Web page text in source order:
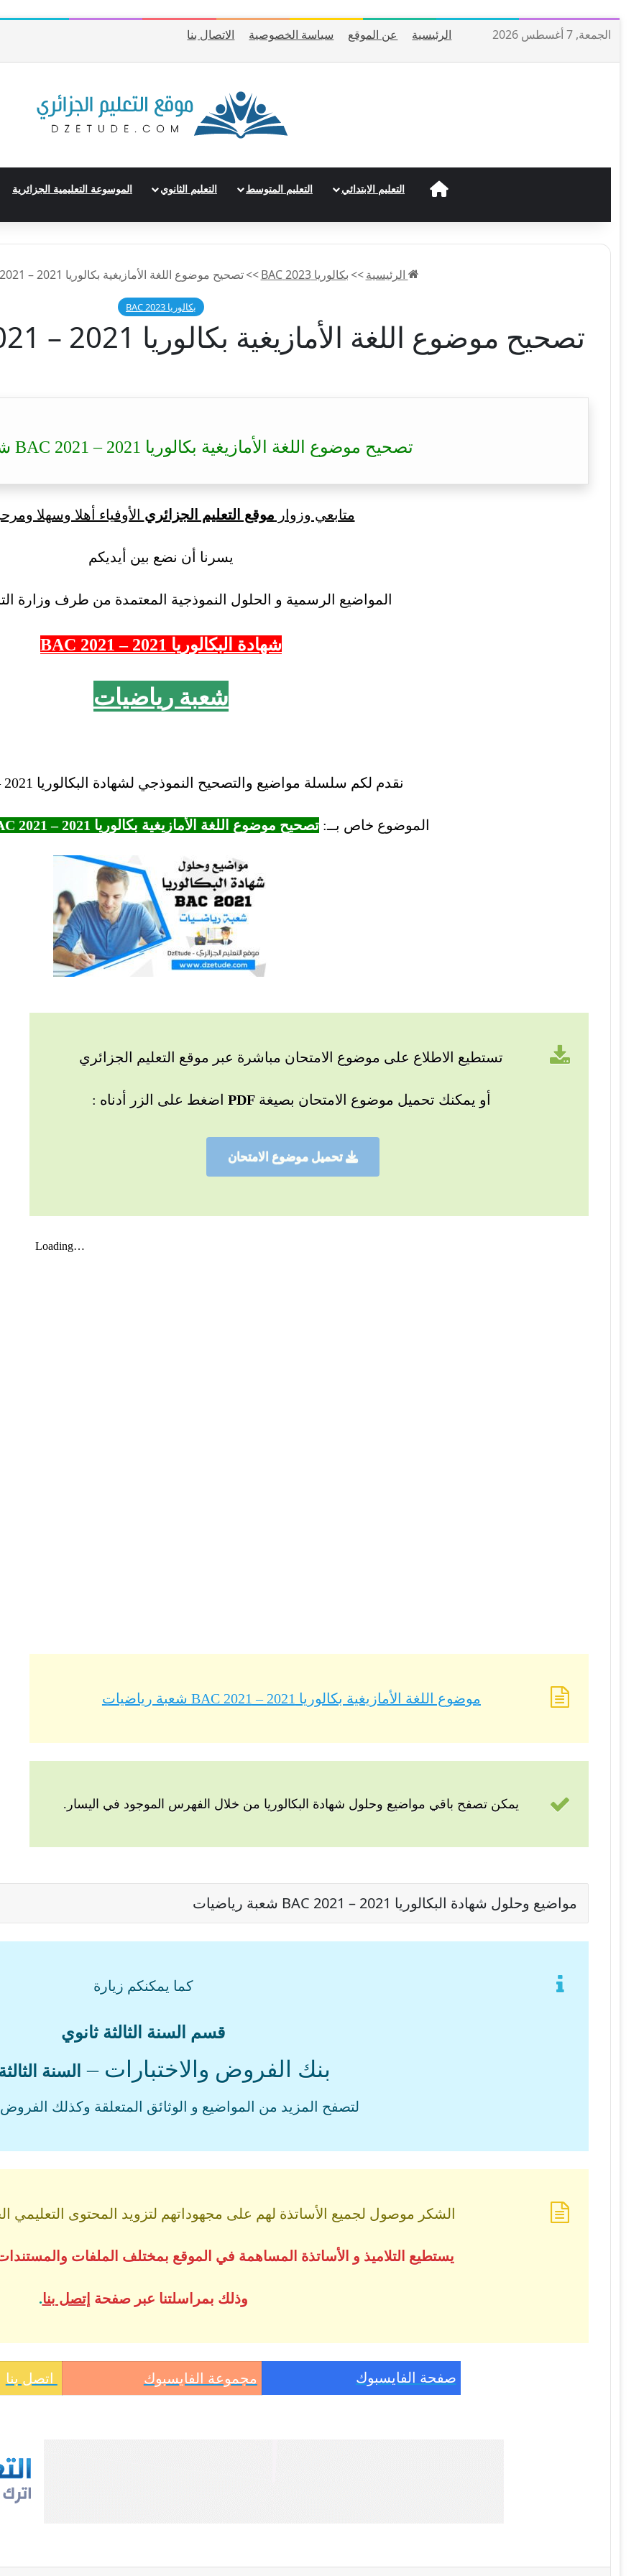
الجمعة, 7 أغسطس 2026 الرئيسية عن الموقع سياسة الخصوصية الاتصال بنا
الرئيسيةالتعليم الابتدائي التعليم المتوسط التعليم الثانوي الموسوعة التعليمية الجزائرية
الرئيسية >>بكالوريا 2023 BAC >>تصحيح موضوع اللغة الأمازيغية بكالوريا 2021 – BAC 2021 شعبة رياضيات
بكالوريا 2023 BAC
تصحيح موضوع اللغة الأمازيغية بكالوريا 2021 – BAC 2021 شعبة رياضيات
تصحيح موضوع اللغة الأمازيغية بكالوريا 2021 – BAC 2021 شعبة رياضيات
متابعي وزوار موقع التعليم الجزائري الأوفياء أهلا وسهلا
يسرنا أن نضع بين أيديكم
المواضيع الرسمية و الحلول النموذجية المعتمدة من طرف وزارة
شهادة البكالوريا 2021 – 2021 BAC
شعبة رياضيات
نقدم لكم سلسلة مواضيع والتصحيح النموذجي لشهادة البكالوريا 2021 – BAC “2021.
الموضوع خاص بــ:تصحيح موضوع اللغة الأمازيغية بكالوريا 2021 – BAC 2021 شعبة رياضيات
تستطيع الاطلاع على موضوع الامتحان مباشرة عبر موقع التعليم الجزائري
أو يمكنك تحميل موضوع الامتحان بصيغةPDF اضغط على الزر أدناه :
تحميل موضوع الامتحان
موضوع اللغة الأمازيغية بكالوريا 2021 – BAC 2021 شعبة رياضيات
يمكن تصفح باقي مواضيع وحلول شهادة البكالوريا من خلال الفهرس الموجود في اليسار.
مواضيع وحلول شهادة البكالوريا 2021 – BAC 2021 شعبة رياضيات
كما يمكنكم زيارة
قسم السنة الثالثة ثانوي
بنك الفروض والاختبارات – السنة
لتصفح المزيد من المواضيع و الوثائق المتعلقة وكذلك الفروض
الشكر موصول لجميع الأساتذة لهم على مجهوداتهم لتزويد المحتوى التعليمي
يستطيع التلاميذ و الأساتذة المساهمة في الموقع بمختلف الملفات
وذلك بمراسلتنا عبر صفحة إتصل بنا.
صفحة الفايسبوك مجموعة الفايسبوك اتصل بنا